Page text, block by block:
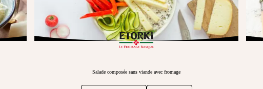
Salade composée sans viande avec fromage